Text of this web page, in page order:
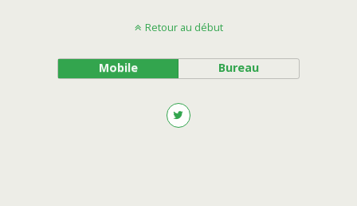
Retour au début
Mobile Bureau